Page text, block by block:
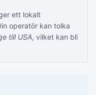
ett lokalt
operatör kan tolka
till USA, vilket kan bli